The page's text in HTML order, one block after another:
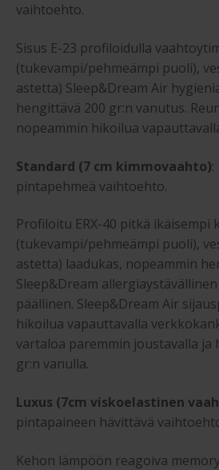
vaihtoehto.
Sisus E-23 profiloidulla
(tukevampi/pehmeämpi puoli),
astetta) Sleep&Dream Air
hengittävä 200 gr:n vanutus.
nopeammin hikoilua
Standard (7 cm kimmovaahto)
pintapehmeä vaihtoehto.
Profiloitu ERX-40 pitkä ikäisempi
(tukevampi/pehmeämpi puoli),
astetta) laadukas, nopeammin
Sleep&Dream
päällinen. Sleep&Dream Air
hikoilua vapauttavalla
vartaloa paremmin joustavalla ja
gr:n vanulla.
Luxus (7cm viskoelastinen
pintapaineen hävittävä
Kehon lämpöön reagoiva